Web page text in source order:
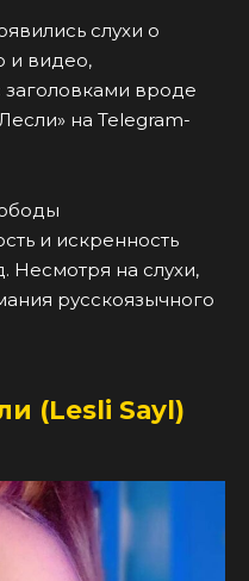
слухи о
и видео,
заголовками вроде
на Telegram-
и искренность
на слухи,
русскоязычного
(Lesli Sayl)